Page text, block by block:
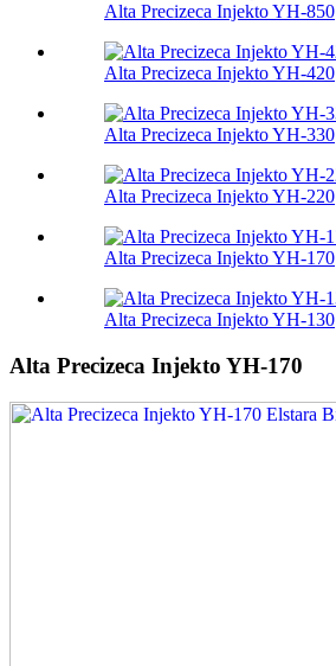
Alta Precizeca Injekto YH-850
Alta Precizeca Injekto YH-420
Alta Precizeca Injekto YH-330
Alta Precizeca Injekto YH-220
Alta Precizeca Injekto YH-170
Alta Precizeca Injekto YH-130
Alta Precizeca Injekto YH-170